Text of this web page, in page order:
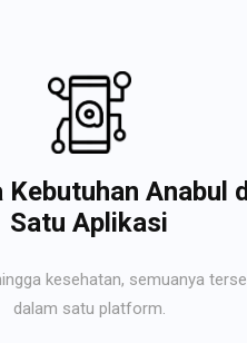
Kebutuhan Anabul
Satu Aplikasi
kesehatan, semuanya
dalam satu platform.